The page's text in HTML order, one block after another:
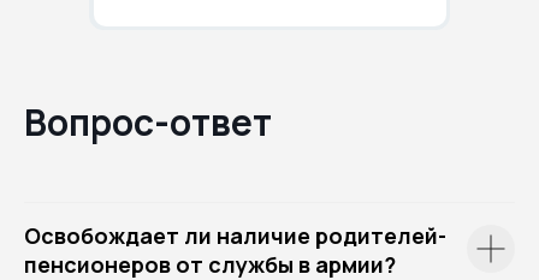
Вопрос-ответ
Освобождает ли наличие родителей-
пенсионеров от службы в армии?